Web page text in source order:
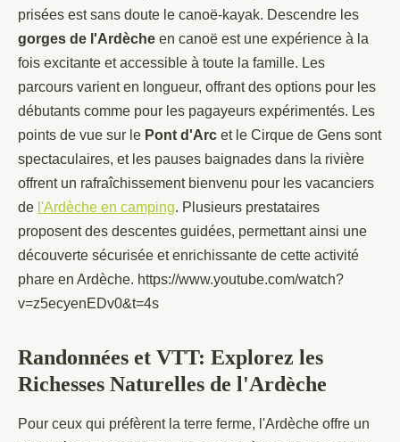
prisées est sans doute le canoë-kayak. Descendre les
gorges de l'Ardèche en canoë est une expérience à la
fois excitante et accessible à toute la famille. Les
parcours varient en longueur, offrant des options pour les
débutants comme pour les pagayeurs expérimentés. Les
points de vue sur le Pont d'Arc et le Cirque de Gens sont
spectaculaires, et les pauses baignades dans la rivière
offrent un rafraîchissement bienvenu pour les vacanciers
de l'Ardèche en camping. Plusieurs prestataires
proposent des descentes guidées, permettant ainsi une
découverte sécurisée et enrichissante de cette activité
phare en Ardèche. https://www.youtube.com/watch?
v=z5ecyenEDv0&t=4s
Randonnées et VTT: Explorez les
Richesses Naturelles de l'Ardèche
Pour ceux qui préfèrent la terre ferme, l'Ardèche offre un